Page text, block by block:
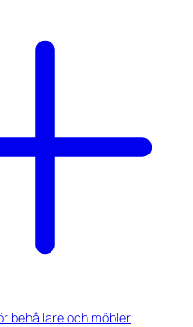
behållare och möbler